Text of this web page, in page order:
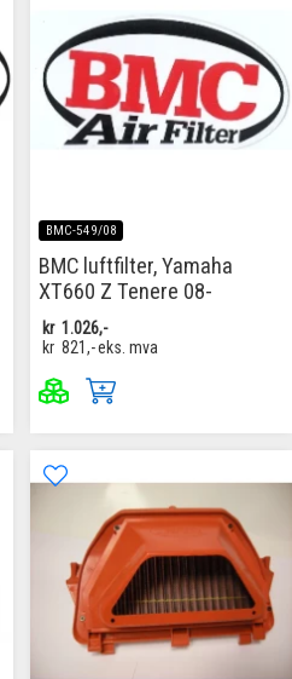
BMC-549/08
BMC luftfilter, Yamaha
XT660 Z Tenere 08-
kr 1.026,-
kr 821,-eks. mva